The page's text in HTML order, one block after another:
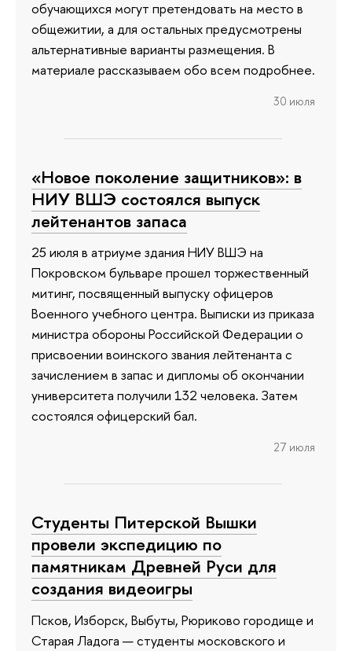
обучающихся могут претендовать на место в
общежитии, а для остальных предусмотрены
альтернативные варианты размещения. В
материале рассказываем обо всем подробнее.
30 июля
«Новое поколение защитников»: в
НИУ ВШЭ состоялся выпуск
лейтенантов запаса
25 июля в атриуме здания НИУ ВШЭ на
Покровском бульваре прошел торжественный
митинг, посвященный выпуску офицеров
Военного учебного центра. Выписки из приказа
министра обороны Российской Федерации о
присвоении воинского звания лейтенанта с
зачислением в запас и дипломы об окончании
университета получили 132 человека. Затем
состоялся офицерский бал.
27 июля
Студенты Питерской Вышки
провели экспедицию по
памятникам Древней Руси для
создания видеоигры
Псков, Изборск, Выбуты, Рюриково городище и
Старая Ладога — студенты московского и